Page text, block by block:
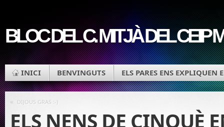
BLOC DEL C. MITJÀ DEL CEIP
INICI BENVINGUTS ELS PARES ENS EXPLIQUEN
« DIJOUS GRAS :-)
ELS NENS DE CINQUÈ